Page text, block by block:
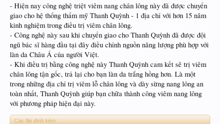
- Hiện nay công nghệ triệt viêm nang chân lông này đã được chuyển
giao cho hệ thống thẩm mỹ Thanh Quỳnh - 1 địa chỉ với hơn 15 năm
kinh nghiệm trong điều trị viêm chân lông.
- Công nghệ này sau khi chuyển giao cho Thanh Quỳnh đã được đội
ngũ bác sĩ hàng đầu tại đây điều chỉnh nguồn năng lượng phù hợp với
làn da Châu Á của người Việt.
- Khi điều trị bằng công nghệ này Thanh Quỳnh cam kết sẽ trị viêm
chân lông tận gốc, trả lại cho bạn làn da trắng hồng hơn. Là một
trong những địa chỉ trị viêm lỗ chân lông và dày sừng nang lông an
toàn nhất, Thanh Quỳnh giúp bạn chữa thành công viêm nang lông
với phương pháp hiện đại này.
Các file đính kèm: